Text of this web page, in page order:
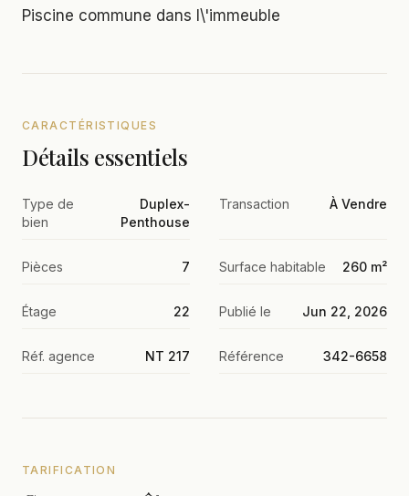
Piscine commune dans l\'immeuble
CARACTÉRISTIQUES
Détails essentiels
Type de
bien
Duplex-
Penthouse
Transaction À Vendre
Pièces 7 Surface habitable 260 m²
Étage 22 Publié le Jun 22, 2026
Réf. agence NT 217 Référence 342-6658
TARIFICATION